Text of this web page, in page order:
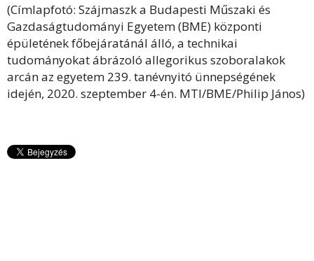
(Címlapfotó: Szájmaszk a Budapesti Műszaki és
Gazdaságtudományi Egyetem (BME) központi
épületének főbejáratánál álló, a technikai
tudományokat ábrázoló allegorikus szoboralakok
arcán az egyetem 239. tanévnyitó ünnepségének
idején, 2020. szeptember 4-én. MTI/BME/Philip János)